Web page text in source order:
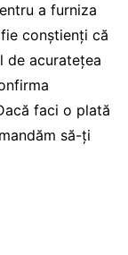
a furniza
conștienți că
de acuratețea
faci o plată
să-ți